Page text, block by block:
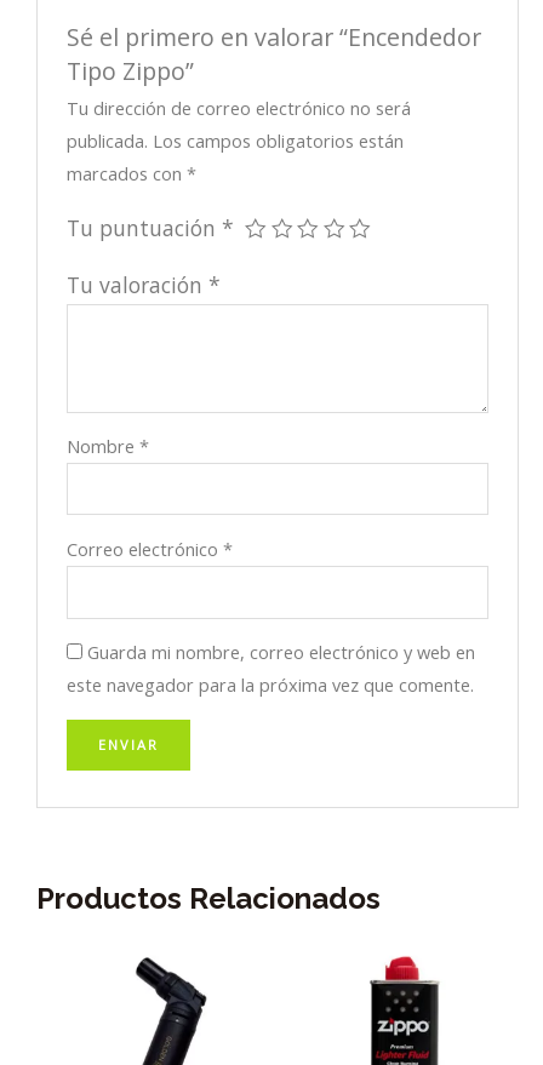
Sé el primero en valorar “Encendedor
Tipo Zippo”
Tu dirección de correo electrónico no será
publicada. Los campos obligatorios están
marcados con*
Tu puntuación *
Tu valoración *
Nombre*
Correo electrónico*
Guarda mi nombre, correo electrónico y web en
este navegador para la próxima vez que comente.
Productos Relacionados